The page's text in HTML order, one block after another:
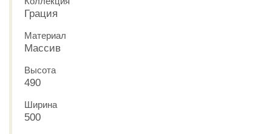
Грация
Материал
Массив
Высота
490
Ширина
500